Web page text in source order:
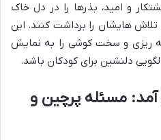
و امید، بذرها را در دل خاک
تلاش هایشان را برداشت کنند. این
ریزی و سخت کوشی را به نمایش
دلنشین برای کودکان باشد.
مسئله پرچین و